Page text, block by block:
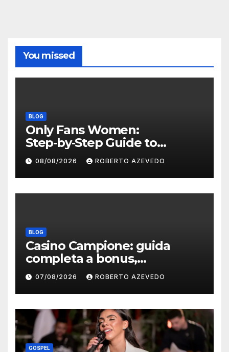
You missed
BLOG
Only Fans Women:
Step‑by‑Step Guide to
Secure, Private Access and
Premium Experience
08/08/2026 ROBERTO AZEVEDO
BLOG
Casino Campione: guida
completa a bonus,
registrazione, pagamenti e
app mobile
07/08/2026 ROBERTO AZEVEDO
GOSPEL